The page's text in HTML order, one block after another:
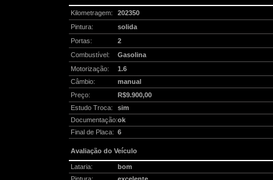
Kilometragem:
202350
Pintura:
solida
Portas:
2
Combustível:
Gasolina
Motorização:
1.6
Câmbio:
manual
Preço:
R$9.900,00
Estudo Troca:
sim
Documentação:ok
Final de Placa: 6
Avaliação do Veículo
Lataria:
bom